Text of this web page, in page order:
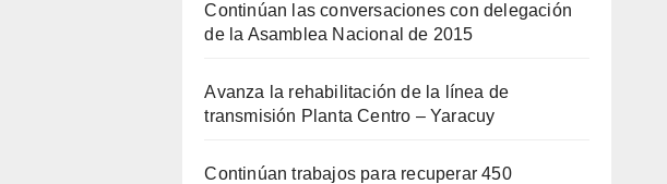
Continúan las conversaciones con delegación
de la Asamblea Nacional de 2015
Avanza la rehabilitación de la línea de
transmisión Planta Centro – Yaracuy
Continúan trabajos para recuperar 450